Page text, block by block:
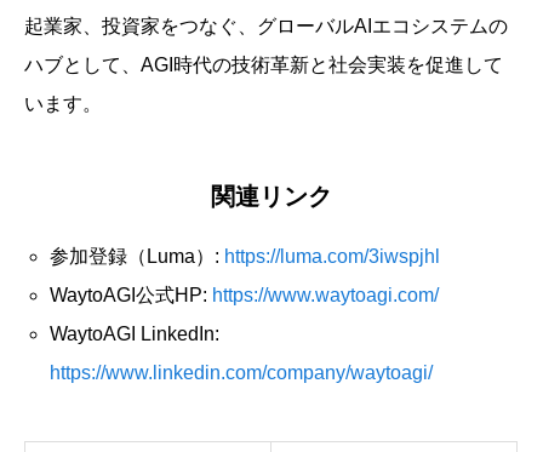
起業家、投資家をつなぐ、グローバルAIエコシステムの
ハブとして、AGI時代の技術革新と社会実装を促進して
います。
関連リンク
参加登録（Luma）: https://luma.com/3iwspjhl
WaytoAGI公式HP: https://www.waytoagi.com/
WaytoAGI LinkedIn:
https://www.linkedin.com/company/waytoagi/